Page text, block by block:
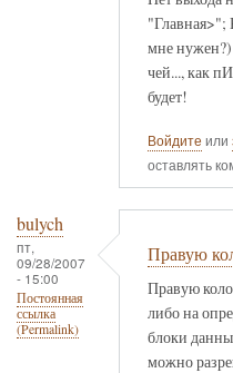
"Главная>";
мне нужен?)
чей..., как
будет!
Войдите или
оставлять
bulych
пт,
09/28/2007
- 15:00
Постоянная
ссылка
(Permalink)
Правую
Правую
либо на
блоки
можно